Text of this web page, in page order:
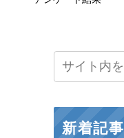
新着記事